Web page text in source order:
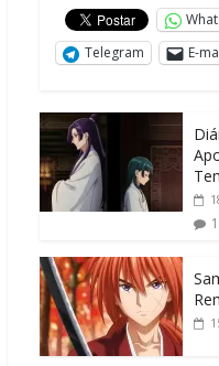
Telegram
E-
1